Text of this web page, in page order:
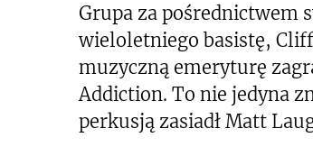
Grupa za pośrednictwem
wieloletniego basistę,
muzyczną emeryturę
Addiction. To nie jedyna
perkusją zasiadł Matt